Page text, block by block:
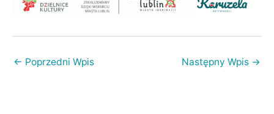
← Poprzedni Wpis Następny Wpis →